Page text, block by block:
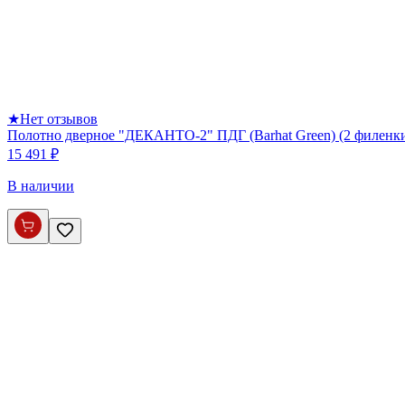
★Нет отзывов
Полотно дверное "ДЕКАНТО-2" ПДГ (Barhat Green) (2
15 491 ₽
В наличии